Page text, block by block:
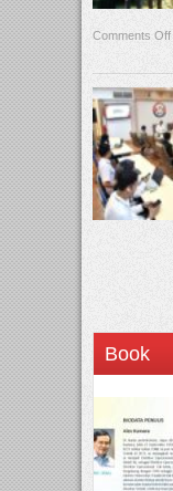
Comments Off
Book